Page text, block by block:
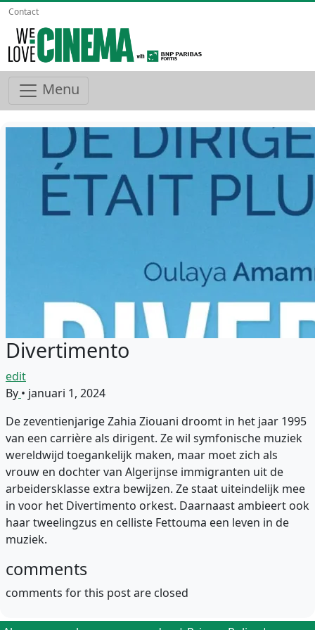
Contact
Menu
Divertimento
edit
By • januari 1, 2024
De zeventienjarige Zahia Ziouani droomt in het jaar 1995
van een carrière als dirigent. Ze wil symfonische muziek
wereldwijd toegankelijk maken, maar moet zich als
vrouw en dochter van Algerijnse immigranten uit de
arbeidersklasse extra bewijzen. Ze staat uiteindelijk mee
in voor het Divertimento orkest. Daarnaast ambieert ook
haar tweelingzus en celliste Fettouma een leven in de
muziek.
comments
comments for this post are closed